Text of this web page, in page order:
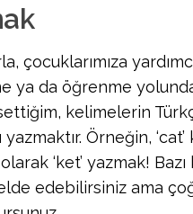
çocuklarımıza
ya da öğrenme
kelimelerin
Örneğin,
‘ket’ yazmak!
edebilirsiniz ama